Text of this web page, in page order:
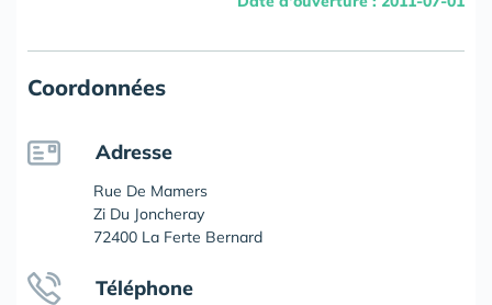
Coordonnées
Adresse
Rue De Mamers
Zi Du Joncheray
72400 La Ferte Bernard
Téléphone